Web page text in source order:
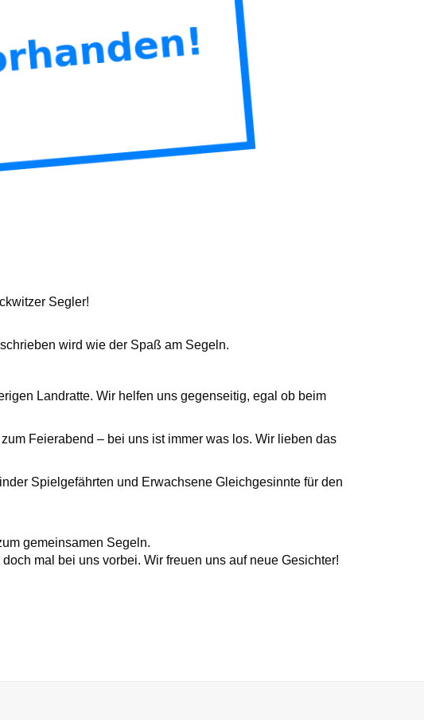
Segler!
wird wie der Spaß am Segeln.
Landratte. Wir helfen uns gegenseitig, egal ob beim
Feierabend – bei uns ist immer was los. Wir lieben das
Spielgefährten und Erwachsene Gleichgesinnte für den
gemeinsamen Segeln.
mal bei uns vorbei. Wir freuen uns auf neue Gesichter!